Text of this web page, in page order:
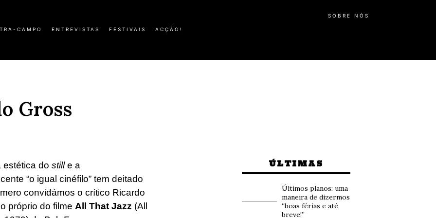
CAMPO ENTREVISTAS FESTIVAIS ACÇÃO!
SOBRE NÓS
Gross
estética do stille a
“o igual cinéfilo” tem deitado
convidámos o crítico Ricardo
próprio do filme All That Jazz (All
ÚLTIMAS
Últimos planos: uma
maneira de dizermos
“boas férias e até
breve!”